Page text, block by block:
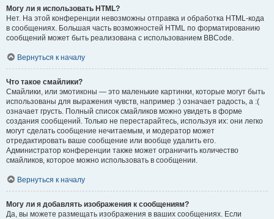
Могу ли я использовать HTML?
Нет. На этой конференции невозможны отправка и обработка HTML-кода
в сообщениях. Большая часть возможностей HTML по форматированию
сообщений может быть реализована с использованием BBCode.
Вернуться к началу
Что такое смайлики?
Смайлики, или эмотиконы — это маленькие картинки, которые могут быть
использованы для выражения чувств, например :) означает радость, а :(
означает грусть. Полный список смайликов можно увидеть в форме
создания сообщений. Только не перестарайтесь, используя их: они легко
могут сделать сообщение нечитаемым, и модератор может
отредактировать ваше сообщение или вообще удалить его.
Администратор конференции также может ограничить количество
смайликов, которое можно использовать в сообщении.
Вернуться к началу
Могу ли я добавлять изображения к сообщениям?
Да, вы можете размещать изображения в ваших сообщениях. Если